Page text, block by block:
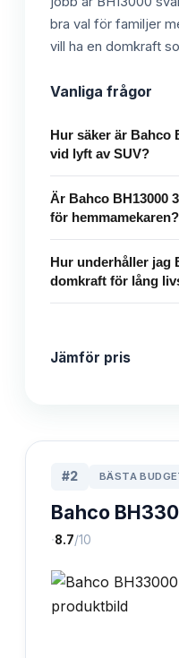
bra val för familjer
vill ha en domkraft
Vanliga frågor
Hur säker är Bahco
vid lyft av SUV?
Är Bahco BH13000
för hemmamekaren?
Hur underhåller jag
domkraft för lång
Jämför pris
#2 BÄSTA
Bahco
·8.7/10